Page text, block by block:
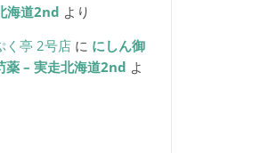
海道2nd より
亭 2号店に にしん御
– 実走北海道2nd よ